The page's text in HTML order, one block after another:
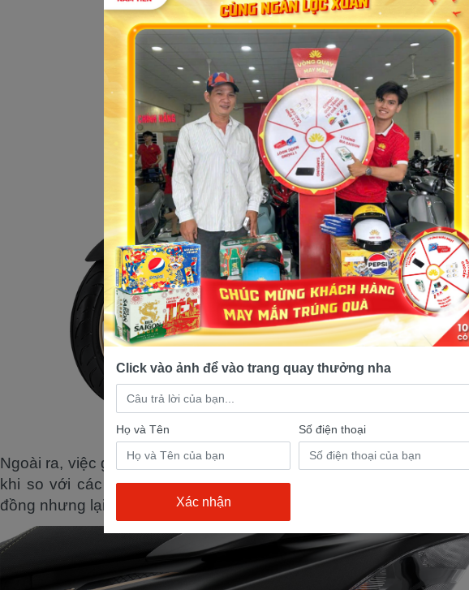
Ngoài ra, việc giá thành rẻ khimua xe Yamaha Lexiđược xem là
khi so với các dòng xe cùng phân khúc thuộc hãng khác. Thật
đồng nhưng lại sở hữu quả nhiều ưu điểm thì Yamaha Lexi chính
Click vào ảnh để vào trang quay thưởng nha
Họ và Tên Số điện thoại